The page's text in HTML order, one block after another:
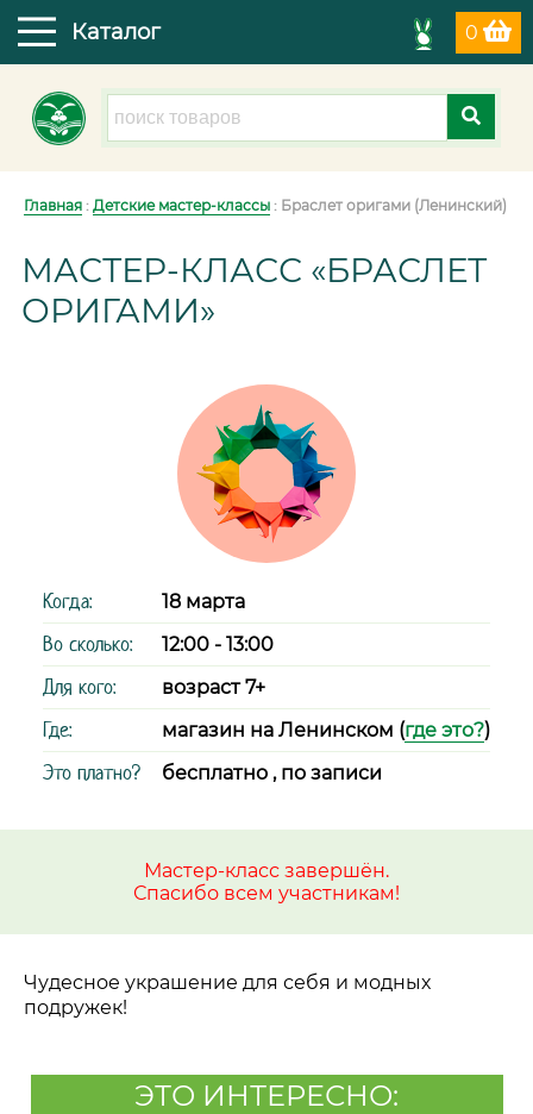
0
Каталог
Главная : Детские мастер-классы : Браслет оригами (Ленинский)
МАСТЕР-КЛАСС «БРАСЛЕТ
ОРИГАМИ»
Когда: 18 марта
Во сколько: 12:00 - 13:00
Для кого: возраст 7+
Где: магазин на Ленинском (где это?)
Это платно? бесплатно , по записи
Мастер-класс завершён.
Спасибо всем участникам!
Чудесное украшение для себя и модных
подружек!
ЭТО ИНТЕРЕСНО: